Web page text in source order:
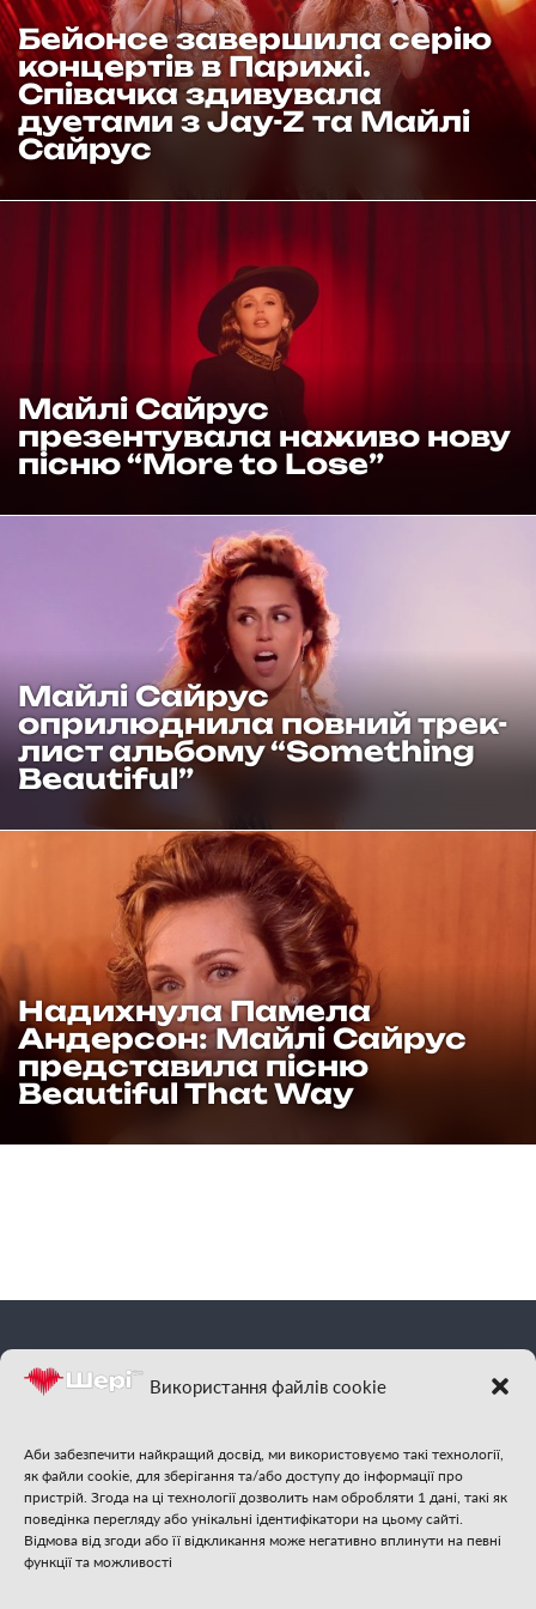
Використання файлів cookie
Аби забезпечити найкращий досвід, ми використовуємо такі технології,
як файли cookie, для зберігання та/або доступу до інформації про
пристрій. Згода на ці технології дозволить нам обробляти 1 дані, такі як
поведінка перегляду або унікальні ідентифікатори на цьому сайті.
Відмова від згоди або її відкликання може негативно вплинути на певні
функції та можливості
Бейонсе завершила серію
концертів в Парижі.
Співачка здивувала
дуетами з Jay-Z та Майлі
Сайрус
Майлі Сайрус
презентувала наживо нову
пісню “More to Lose”
Майлі Сайрус
оприлюднила повний трек-
лист альбому “Something
Beautiful”
Надихнула Памела
Андерсон: Майлі Сайрус
представила пісню
Beautiful That Way
End
Шері
| Відчуй